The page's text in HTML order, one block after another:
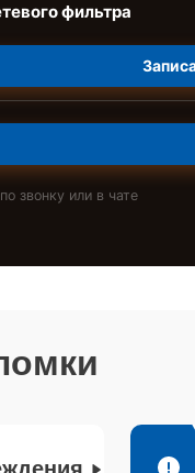
фильтра
звонку или в чате